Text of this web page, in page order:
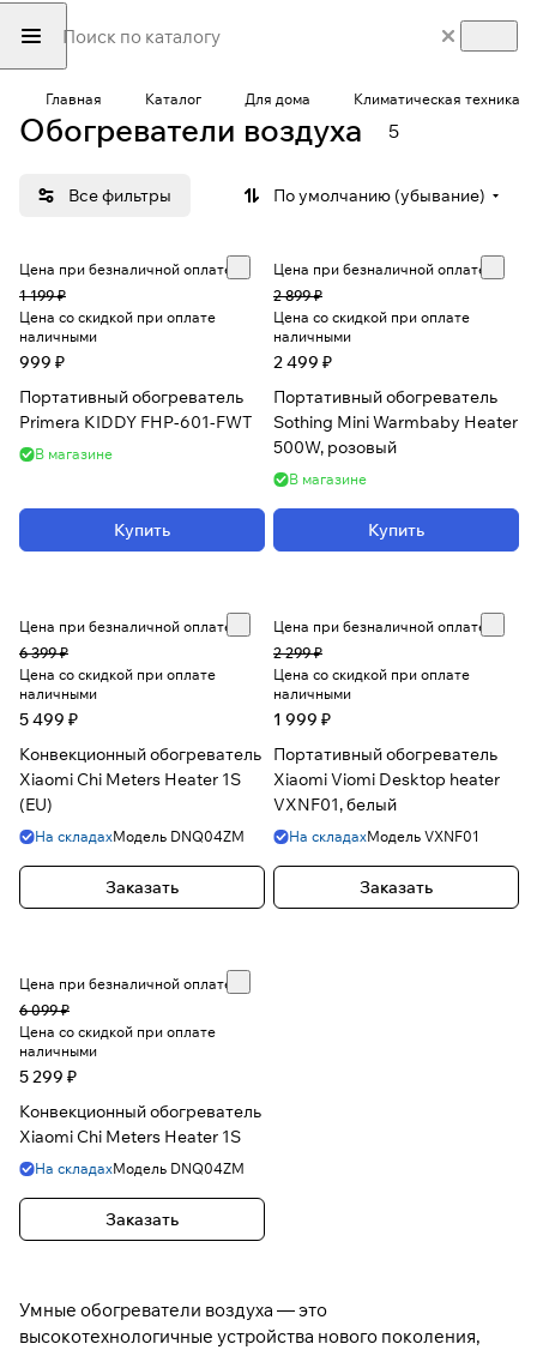
Главная Каталог Для дома Климатическая техника
Обогреватели воздуха 5
Все фильтры По умолчанию (убывание)
Цена при безналичной оплате
1 199 ₽
Цена со скидкой при оплате
наличными
999 ₽
Портативный обогреватель
Primera KIDDY FHP-601-FWT
В магазине
Купить
Цена при безналичной оплате
2 899 ₽
Цена со скидкой при оплате
наличными
2 499 ₽
Портативный обогреватель
Sothing Mini Warmbaby Heater
500W, розовый
В магазине
Купить
Цена при безналичной оплате
6 399 ₽
Цена со скидкой при оплате
наличными
5 499 ₽
Конвекционный обогреватель
Xiaomi Chi Meters Heater 1S
(EU)
На складахМодель DNQ04ZM
Заказать
Цена при безналичной оплате
2 299 ₽
Цена со скидкой при оплате
наличными
1 999 ₽
Портативный обогреватель
Xiaomi Viomi Desktop heater
VXNF01, белый
На складахМодель VXNF01
Заказать
Цена при безналичной оплате
6 099 ₽
Цена со скидкой при оплате
наличными
5 299 ₽
Конвекционный обогреватель
Xiaomi Chi Meters Heater 1S
На складахМодель DNQ04ZM
Заказать
Умные обогреватели воздуха — это
высокотехнологичные устройства нового поколения,